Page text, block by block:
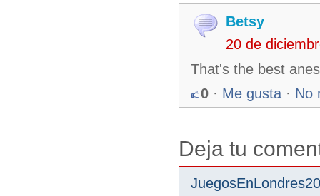
Betsy
20 de
That's the best
0 · Me gusta · No
Deja tu